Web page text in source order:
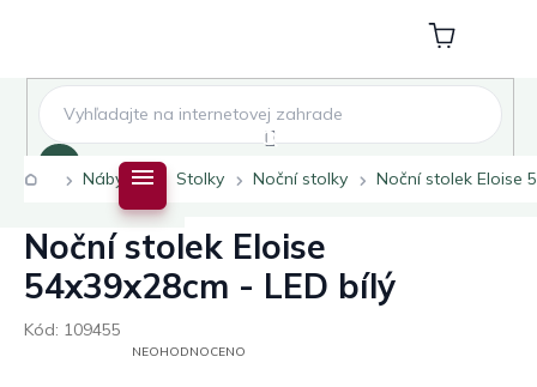
Nákupní
košík
DomůNábytek Stolky Noční stolky Noční stolek Eloise
Noční stolek Eloise
54x39x28cm - LED bílý
Kód: 109455
PRŮMĚRNÉNEOHODNOCENO